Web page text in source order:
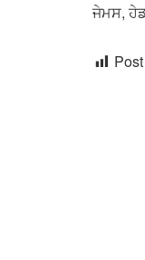
ਜੇਮਸ,